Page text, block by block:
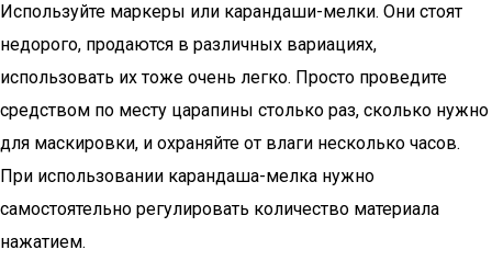
Используйте маркеры или карандаши-мелки. Они стоят
недорого, продаются в различных вариациях,
использовать их тоже очень легко. Просто проведите
средством по месту царапины столько раз, сколько нужно
для маскировки, и охраняйте от влаги несколько часов.
При использовании карандаша-мелка нужно
самостоятельно регулировать количество материала
нажатием.